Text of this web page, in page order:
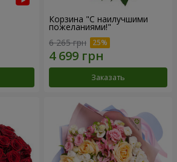
Корзина "С наилучшими
пожеланиями!"
6 265 грн
Заказать